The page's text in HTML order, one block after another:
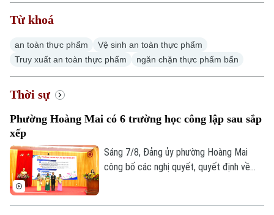
Từ khoá
an toàn thực phẩm
Vệ sinh an toàn thực phẩm
Truy xuất an toàn thực phẩm
ngăn chặn thực phẩm bẩn
Thời sự
Phường Hoàng Mai có 6 trường học công lập sau sắp
xếp
Sáng 7/8, Đảng ủy phường Hoàng Mai
công bố các nghị quyết, quyết định về